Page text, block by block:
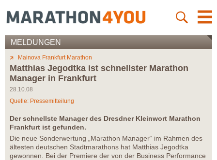
MELDUNGEN
Mainova Frankfurt Marathon
Matthias Jegodtka ist schnellster Marathon
Manager in Frankfurt
28.10.08
Quelle: Pressemitteilung
Der schnellste Manager des Dresdner Kleinwort Marathon
Frankfurt ist gefunden.
Die neue Sonderwertung „Marathon Manager“ im Rahmen des
ältesten deutschen Stadtmarathons hat Matthias Jegodtka
gewonnen. Bei der Premiere der von der Business Performance